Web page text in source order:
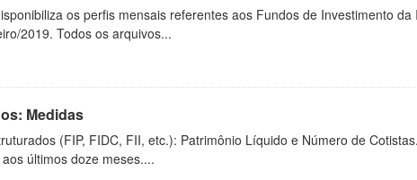
os perfis mensais referentes aos Fundos de Investimento
2019. Todos os arquivos...
Medidas
(FIP, FIDC, FII, etc.): Patrimônio Líquido e Número de
últimos doze meses....